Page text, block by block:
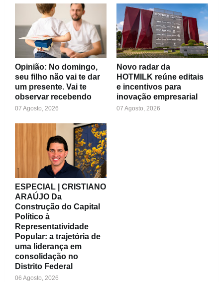
Opinião: No domingo,
seu filho não vai te dar
um presente. Vai te
observar recebendo
07 Agosto, 2026
Novo radar da
HOTMILK reúne editais
e incentivos para
inovação empresarial
07 Agosto, 2026
ESPECIAL | CRISTIANO
ARAÚJO Da
Construção do Capital
Político à
Representatividade
Popular: a trajetória de
uma liderança em
consolidação no
Distrito Federal
06 Agosto, 2026